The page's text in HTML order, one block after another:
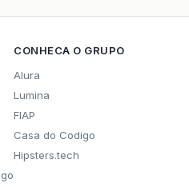
CONHECA O GRUPO
Alura
Lumina
FIAP
Casa do Codigo
Hipsters.tech